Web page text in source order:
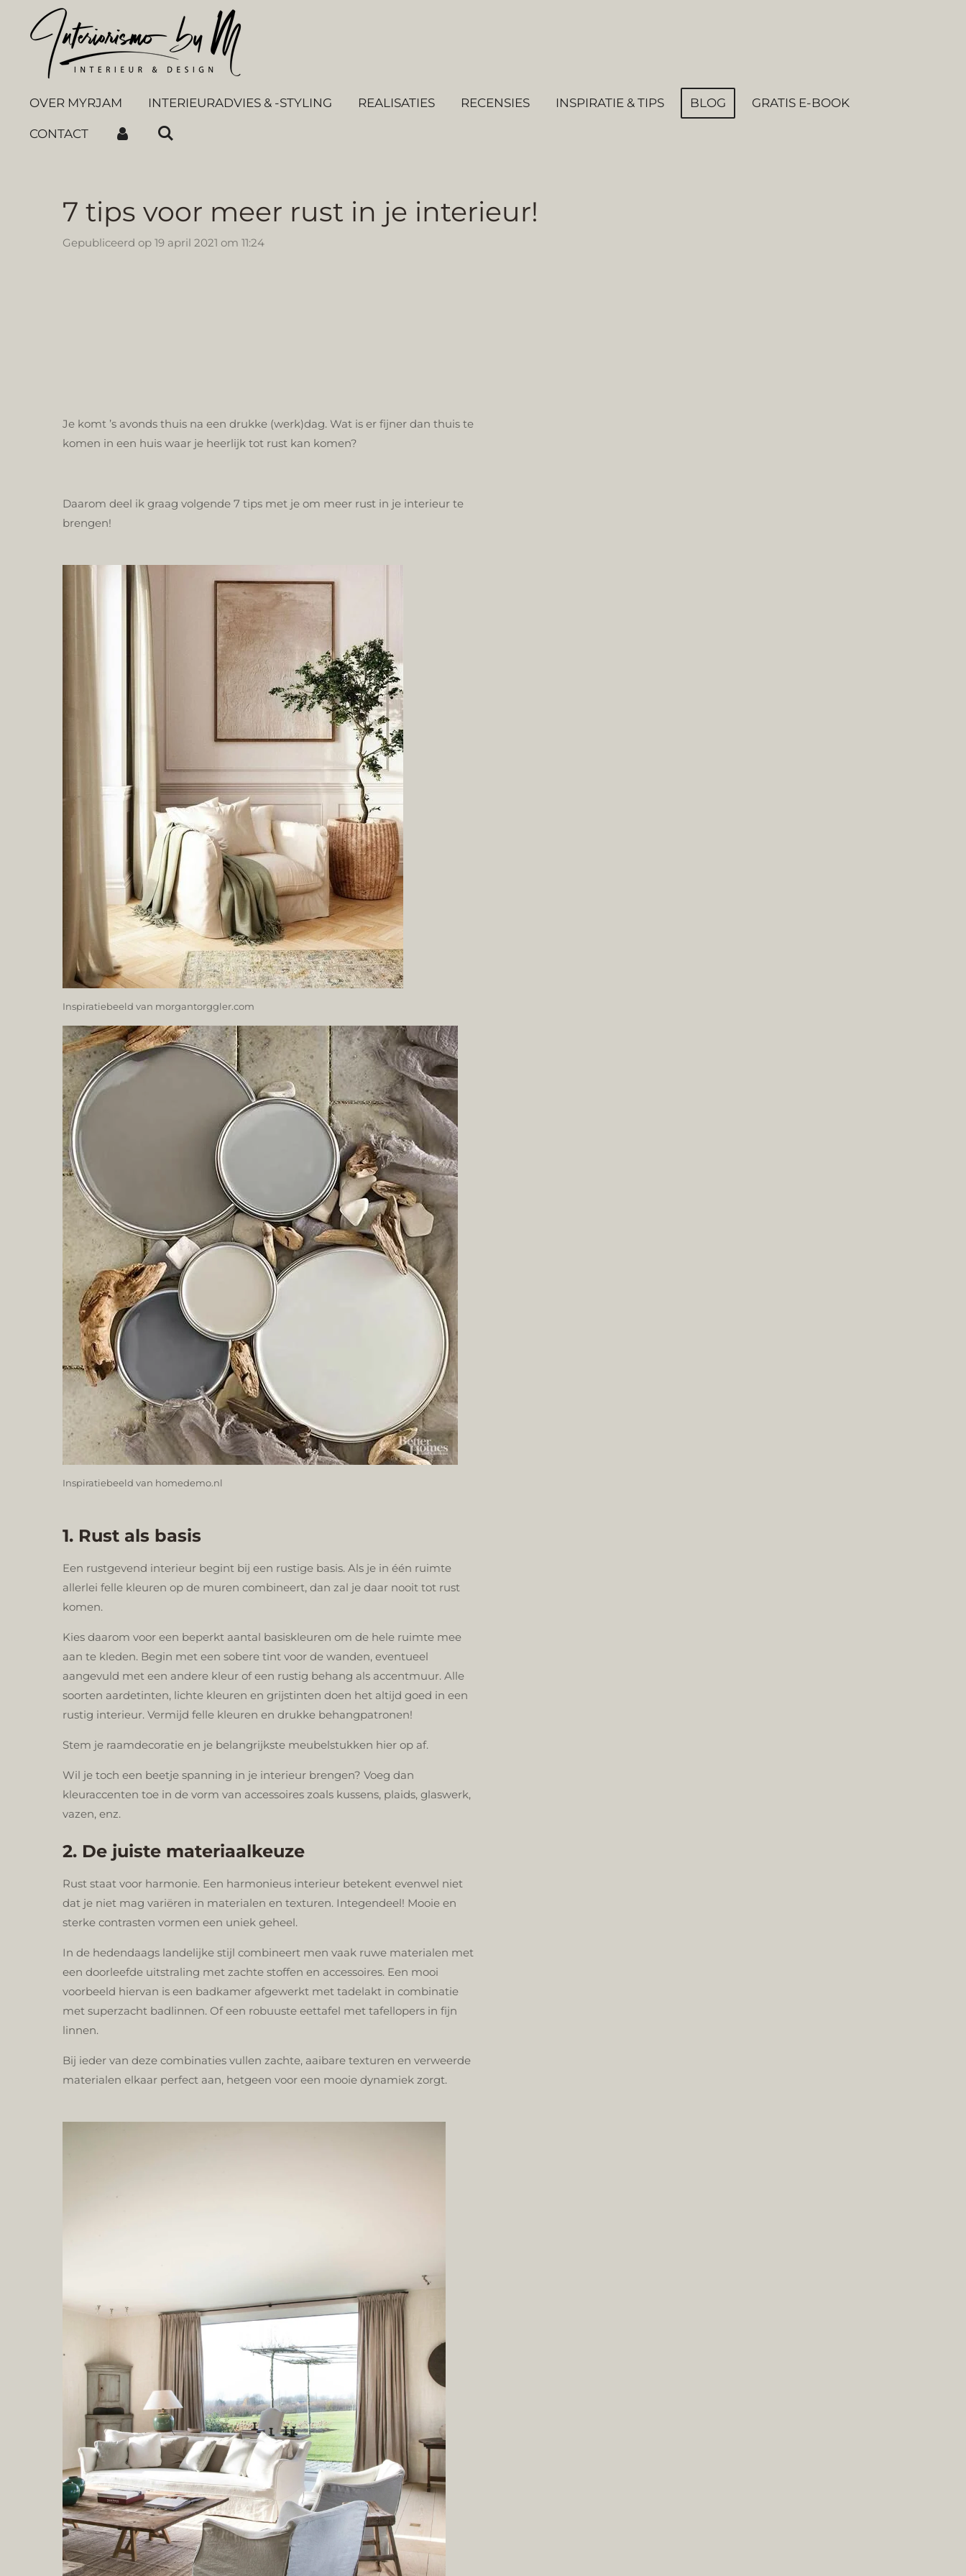
direct
OVER MYRJAM INTERIEURADVIES & -STYLING REALISATIES RECENSIES INSPIRATIE & TIPS BLOG GRATIS E-BOOK
CONTACT
7 tips voor meer rust in je interieur!
Gepubliceerd op 19 april 2021 om 11:24
Je komt ’s avonds thuis na een drukke (werk)dag. Wat is er fijner dan thuis te
komen in een huis waar je heerlijk tot rust kan komen?
Daarom deel ik graag volgende 7 tips met je om meer rust in je interieur te
brengen!
Inspiratiebeeld van morgantorggler.com
Inspiratiebeeld van homedemo.nl
1. Rust als basis
Een rustgevend interieur begint bij een rustige basis. Als je in één ruimte
allerlei felle kleuren op de muren combineert, dan zal je daar nooit tot rust
komen.
Kies daarom voor een beperkt aantal basiskleuren om de hele ruimte mee
aan te kleden. Begin met een sobere tint voor de wanden, eventueel
aangevuld met een andere kleur of een rustig behang als accentmuur. Alle
soorten aardetinten, lichte kleuren en grijstinten doen het altijd goed in een
rustig interieur. Vermijd felle kleuren en drukke behangpatronen!
Stem je raamdecoratie en je belangrijkste meubelstukken hier op af.
Wil je toch een beetje spanning in je interieur brengen? Voeg dan
kleuraccenten toe in de vorm van accessoires zoals kussens, plaids, glaswerk,
vazen, enz.
2. De juiste materiaalkeuze
Rust staat voor harmonie. Een harmonieus interieur betekent evenwel niet
dat je niet mag variëren in materialen en texturen. Integendeel! Mooie en
sterke contrasten vormen een uniek geheel.
In de hedendaags landelijke stijl combineert men vaak ruwe materialen met
een doorleefde uitstraling met zachte stoffen en accessoires. Een mooi
voorbeeld hiervan is een badkamer afgewerkt met tadelakt in combinatie
met superzacht badlinnen. Of een robuuste eettafel met tafellopers in fijn
linnen.
Bij ieder van deze combinaties vullen zachte, aaibare texturen en verweerde
materialen elkaar perfect aan, hetgeen voor een mooie dynamiek zorgt.